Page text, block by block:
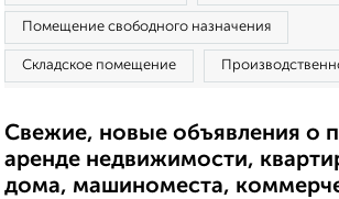
Помещение свободного назначения
Складское помещение
Свежие, новые объявления о
аренде недвижимости,
дома, машиноместа,